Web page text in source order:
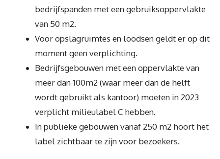
bedrijfspanden met een gebruiksoppervlakte
van 50 m2.
Voor opslagruimtes en loodsen geldt er op dit
moment geen verplichting.
Bedrijfsgebouwen met een oppervlakte van
meer dan 100m2 (waar meer dan de helft
wordt gebruikt als kantoor) moeten in 2023
verplicht milieulabel C hebben.
In publieke gebouwen vanaf 250 m2 hoort het
label zichtbaar te zijn voor bezoekers.